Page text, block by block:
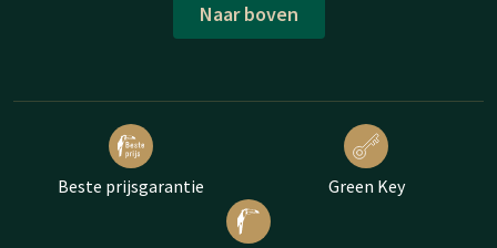
Naar boven
Beste prijsgarantie Green Key